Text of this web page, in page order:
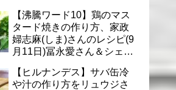
【沸騰ワード10】鶏のマス
タード焼きの作り方、家政
婦志麻(しま)さんのレシピ(9
月11日)冨永愛さん＆シェリ
【ヒルナンデス】サバ缶冷
や汁の作り方をリュウジさ